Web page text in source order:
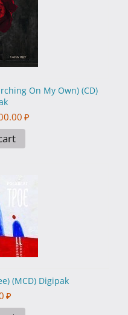
On My Own) (CD)
₽
(MCD) Digipak
₽